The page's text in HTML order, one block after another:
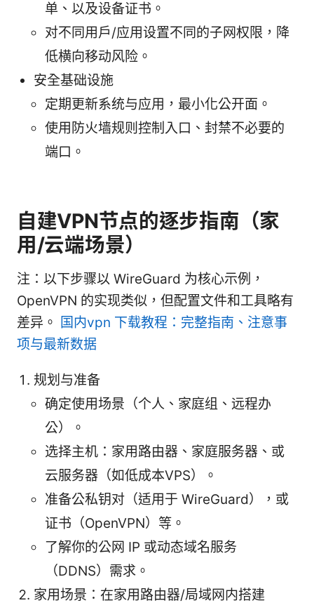
单、以及设备证书。
对不同用户/应用设置不同的子网权限，降
低横向移动风险。
安全基础设施
定期更新系统与应用，最小化公开面。
使用防火墙规则控制入口、封禁不必要的
端口。
自建VPN节点的逐步指南（家
用/云端场景）
注：以下步骤以 WireGuard 为核心示例，
OpenVPN 的实现类似，但配置文件和工具略有
差异。
国内vpn 下载教程：完整指南、注意事
项与最新数据
规划与准备
确定使用场景（个人、家庭组、远程办
公）。
选择主机：家用路由器、家庭服务器、或
云服务器（如低成本VPS）。
准备公私钥对（适用于 WireGuard），或
证书（OpenVPN）等。
了解你的公网 IP 或动态域名服务
（DDNS）需求。
家用场景：在家用路由器/局域网内搭建